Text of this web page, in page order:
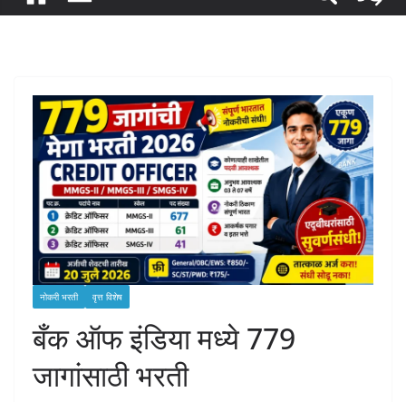
नोकरी भरती वृत्त विशेष
बँक ऑफ इंडिया मध्ये 779
जागांसाठी भरती